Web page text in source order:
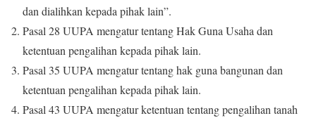
dan dialihkan kepada pihak lain”.
Pasal 28 UUPA mengatur tentang Hak Guna Usaha dan
ketentuan pengalihan kepada pihak lain.
Pasal 35 UUPA mengatur tentang hak guna bangunan dan
ketentuan pengalihan kepada pihak lain.
Pasal 43 UUPA mengatur ketentuan tentang pengalihan tanah